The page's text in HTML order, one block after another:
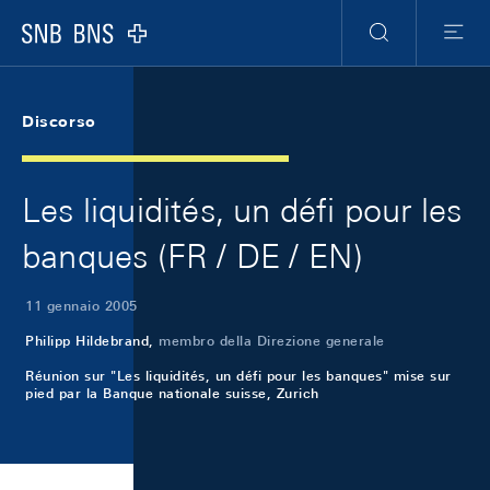
Logo
Ricerca
Menu
Discorso
Les liquidités, un défi pour les
banques (FR / DE / EN)
11 gennaio 2005
Philipp Hildebrand, membro della Direzione generale
Réunion sur "Les liquidités, un défi pour les banques" mise sur
pied par la Banque nationale suisse, Zurich